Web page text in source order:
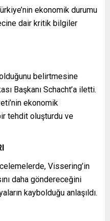
ekonomik durumu
dair kritik bilgiler
belirtmesine
Başkanı Schacht’a iletti.
ekonomik
tehdit oluşturdu ve
Vissering’in
daha göndereceğini
kaybolduğu anlaşıldı.